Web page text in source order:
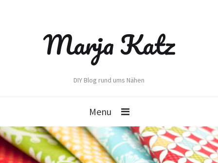
Marja Katz
DIY Blog rund ums Nähen
Menu